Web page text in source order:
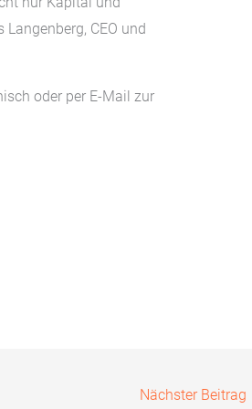
CEO und
oder per E-Mail zur
Nächster Beitrag